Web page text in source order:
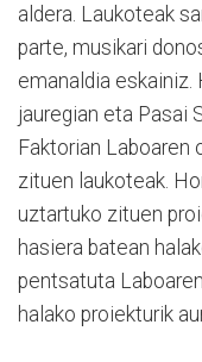
aldera. Laukoteak
parte, musikari
emanaldia eskainiz.
jauregian eta Pasai
Faktorian Laboaren
zituen laukoteak.
uztartuko zituen
hasiera batean
pentsatuta
halako proiekturik